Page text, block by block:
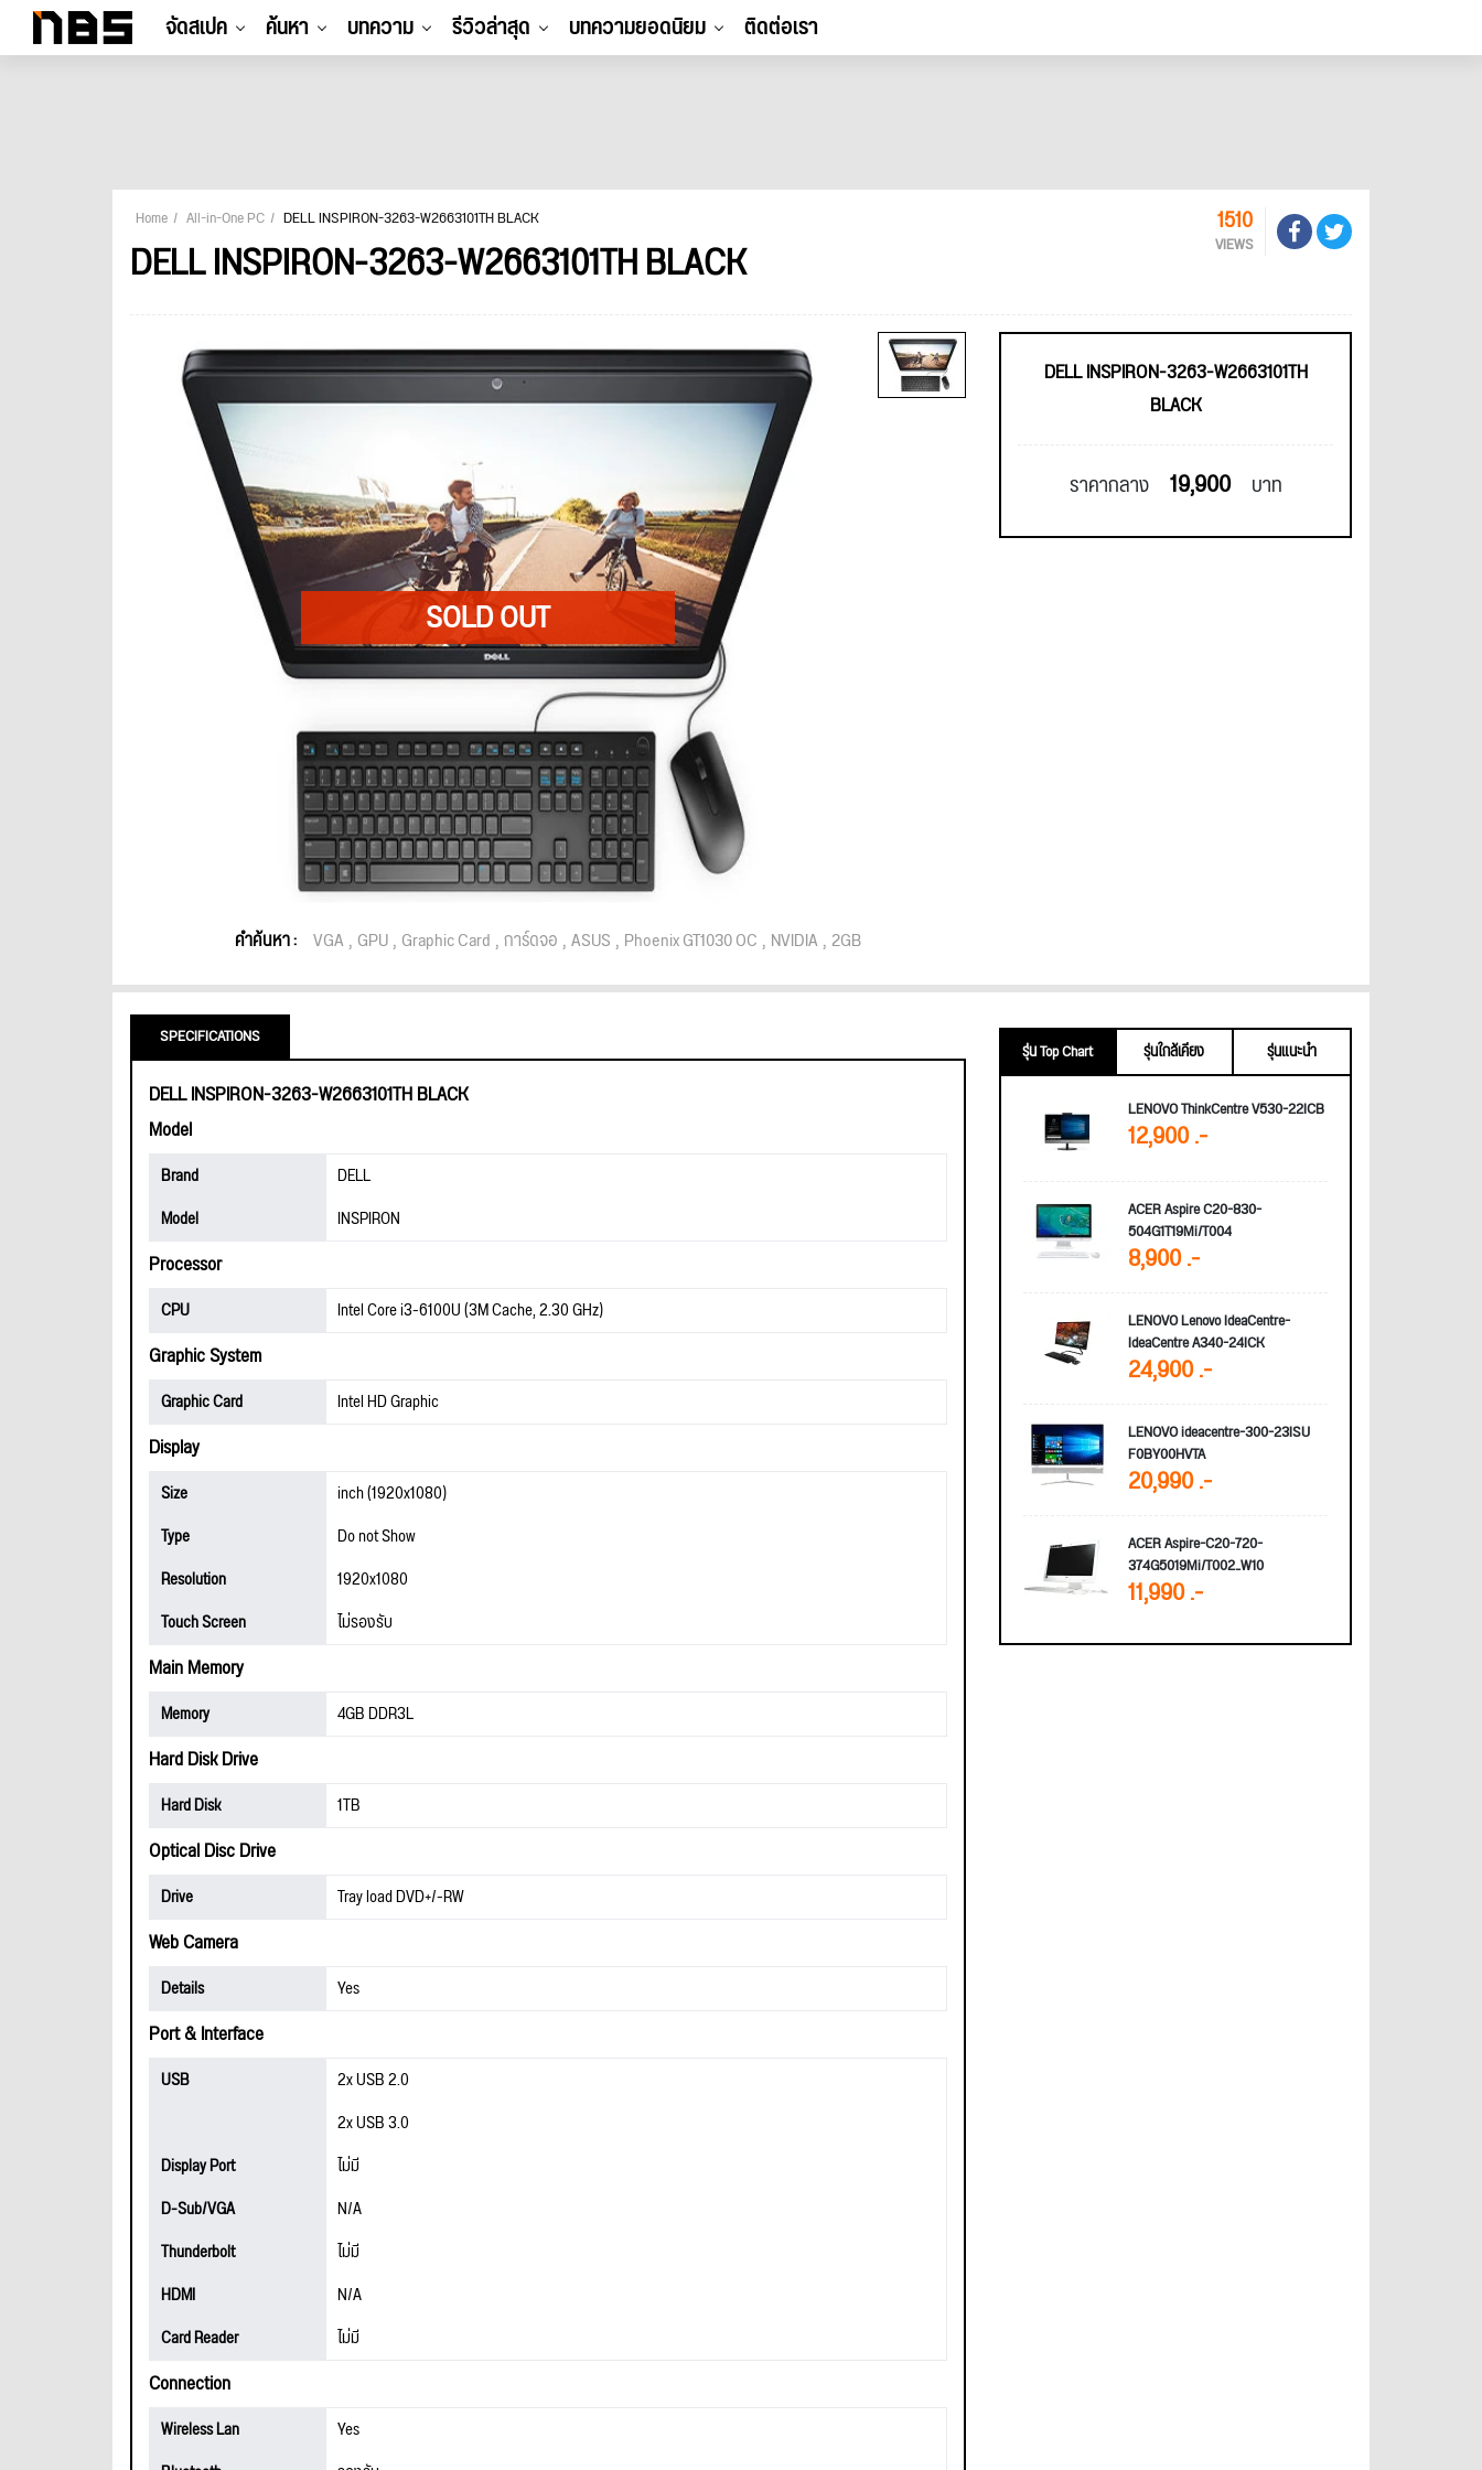
จัดสเปค ค้นหา บทความ รีวิวล่าสุด บทความยอดนิยม ติดต่อเรา
Home All-in-One PC DELL INSPIRON-3263-W2663101TH BLACK
DELL INSPIRON-3263-W2663101TH BLACK
1510
VIEWS
คำค้นหา : VGA GPU Graphic Card การ์ดจอ ASUS Phoenix GT1030 OC NVIDIA 2GB
DELL INSPIRON-3263-W2663101TH
BLACK
ราคากลาง 19,900 บาท
SPECIFICATIONS
DELL INSPIRON-3263-W2663101TH BLACK
Model
Brand
DELL
Model
INSPIRON
Processor
CPU Intel Core i3-6100U (3M Cache, 2.30 GHz)
Graphic System
Graphic Card Intel HD Graphic
Display
Size
inch (1920x1080)
Type
Do not Show
Resolution
1920x1080
Touch Screen
ไม่รองรับ
Main Memory
Memory 4GB DDR3L
Hard Disk Drive
Hard Disk 1TB
Optical Disc Drive
Drive Tray load DVD+/-RW
Web Camera
Details Yes
Port & Interface
USB
2x USB 2.0
2x USB 3.0
Display Port
ไม่มี
D-Sub/VGA
N/A
Thunderbolt
ไม่มี
HDMI
N/A
Card Reader
ไม่มี
Connection
Wireless Lan
Yes
รุ่น Top Chart รุ่นใกล้เคียง
รุ่นแนะนำ
LENOVO ThinkCentre V530-22ICB
12,900 .-
ACER Aspire C20-830-
504G1T19Mi/T004
8,900 .-
LENOVO Lenovo IdeaCentre-
IdeaCentre A340-24ICK
24,900 .-
LENOVO ideacentre-300-23ISU
F0BY00HVTA
20,990 .-
ACER Aspire-C20-720-
374G5019Mi/T002_W10
11,990 .-